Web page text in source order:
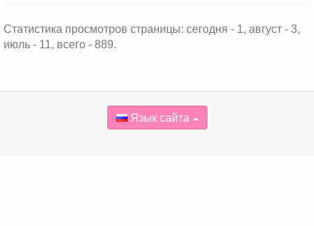
Статистика просмотров страницы: сегодня - 1, август - 3,
июль - 11, всего - 889.
Язык сайта